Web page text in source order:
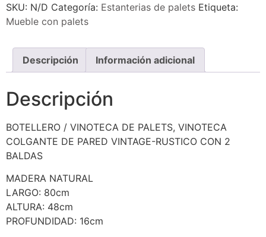
SKU: N/D Categoría: Estanterias de palets Etiqueta:
Mueble con palets
Descripción Información adicional
Descripción
BOTELLERO / VINOTECA DE PALETS, VINOTECA
COLGANTE DE PARED VINTAGE-RUSTICO CON 2
BALDAS
MADERA NATURAL
LARGO: 80cm
ALTURA: 48cm
PROFUNDIDAD: 16cm